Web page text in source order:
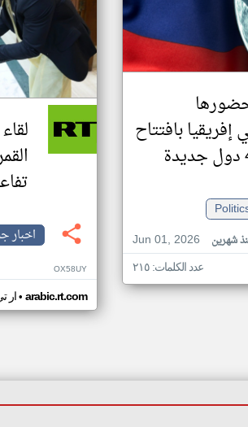
بافتتاح
Jun 01, 2026
شهرين
عدد الكلمات: ٢١٥
اخبار
OX58UY
ار• arabic.rt.com